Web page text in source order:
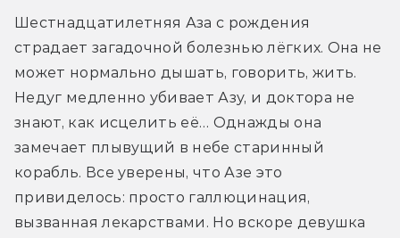
Шестнадцатилетняя Аза с рождения
страдает загадочной болезнью лёгких. Она не
может нормально дышать, говорить, жить.
Недуг медленно убивает Азу, и доктора не
знают, как исцелить её… Однажды она
замечает плывущий в небе старинный
корабль. Все уверены, что Азе это
привиделось: просто галлюцинация,
вызванная лекарствами. Но вскоре девушка